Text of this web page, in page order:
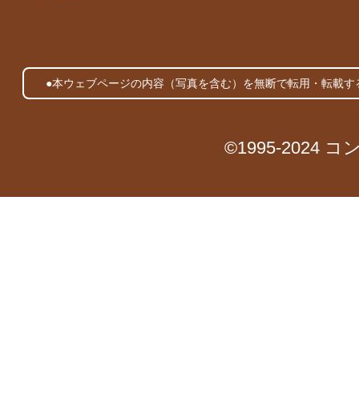
●本ウェブページの内容（写真を含む）を無断で転用・転載
©1995-2024 コ